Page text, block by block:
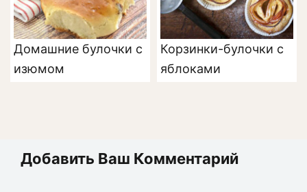
Домашние булочки с
изюмом
Корзинки-булочки с
яблоками
Добавить Ваш Комментарий